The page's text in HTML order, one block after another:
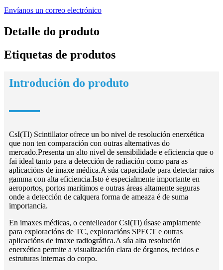
Envíanos un correo electrónico
Detalle do produto
Etiquetas de produtos
Introdución do produto
CsI(Tl) Scintillator ofrece un bo nivel de resolución enerxética
que non ten comparación con outras alternativas do
mercado.Presenta un alto nivel de sensibilidade e eficiencia que o
fai ideal tanto para a detección de radiación como para as
aplicacións de imaxe médica.A súa capacidade para detectar raios
gamma con alta eficiencia.Isto é especialmente importante en
aeroportos, portos marítimos e outras áreas altamente seguras
onde a detección de calquera forma de ameaza é de suma
importancia.
En imaxes médicas, o centelleador CsI(Tl) úsase amplamente
para exploracións de TC, exploracións SPECT e outras
aplicacións de imaxe radiográfica.A súa alta resolución
enerxética permite a visualización clara de órganos, tecidos e
estruturas internas do corpo.